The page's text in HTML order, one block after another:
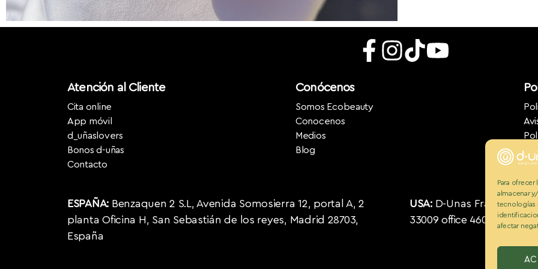
Para
almacenar
tecnologías
afectar
Atención al Cliente
Cita online
App móvil
d_uñaslovers
Bonos d-uñas
Contacto
Conócenos
Somos Ecobeauty
Conocenos
Medios
Blog
ESPAÑA: Benzaquen 2 S.L, Avenida Somosierra 12, portal A, 2
planta Oficina H, San Sebastián de los reyes, Madrid 28703,
España
USA:D-Unas Franchising
33009 office 460 Phone :